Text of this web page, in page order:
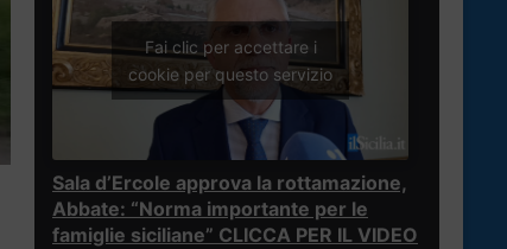
Fai clic per accettare i
cookie per questo servizio
Sala d’Ercole approva la rottamazione,
Abbate: “Norma importante per le
famiglie siciliane” CLICCA PER IL VIDEO